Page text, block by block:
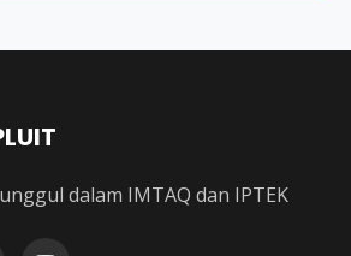
dalam IMTAQ dan IPTEK